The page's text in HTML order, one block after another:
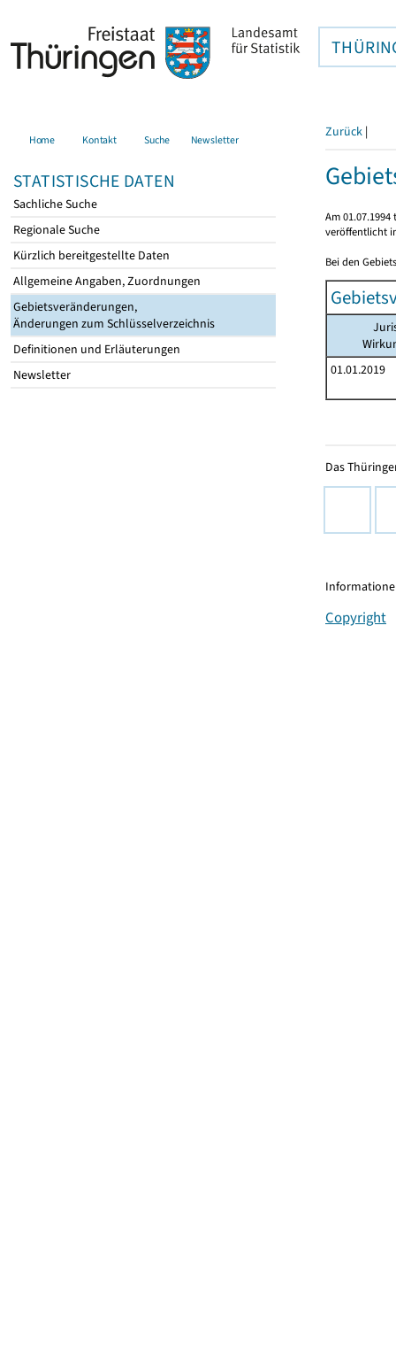
Home Kontakt Suche Newsletter
STATISTISCHE DATEN
Sachliche Suche
Regionale Suche
Kürzlich bereitgestellte Daten
Allgemeine Angaben, Zuordnungen
Gebietsveränderungen,
Änderungen zum Schlüsselverzeichnis
Definitionen und Erläuterungen
Newsletter
Zurück |
Am
veröffentlicht
Bei den
01.01.2019
Das
Copyright